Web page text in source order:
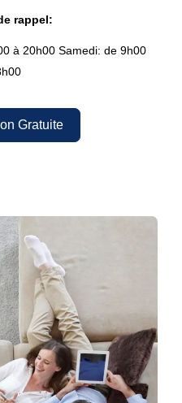
rappel:
à 20h00 Samedi: de 9h00
Gratuite